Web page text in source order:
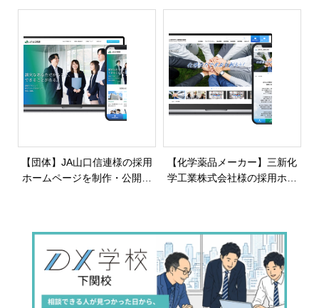
した
ページを制作・公開しました
【団体】JA山口信連様の採用
ホームページを制作・公開し
【化学薬品メーカー】三新化
学工業株式会社様の採用ホー